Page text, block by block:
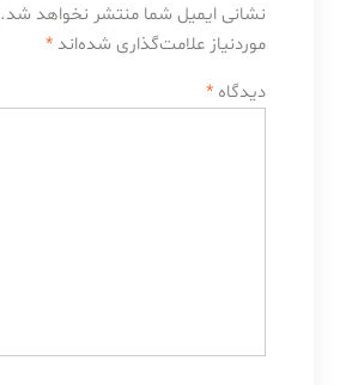
نشانی ایمیل شما منتشر نخواهد شد.
موردنیاز علامت‌گذاری شده‌اند *
دیدگاه *